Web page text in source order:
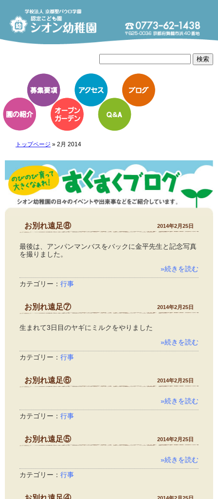
トップページ » 2月 2014
お別れ遠足⑧ 2014年2月25日
最後は、アンパンマンバスをバックに金平先生と記念写真
を撮りました。
»続きを読む
カテゴリー： 行事
お別れ遠足⑦ 2014年2月25日
生まれて3日目のヤギにミルクをやりました
»続きを読む
カテゴリー： 行事
お別れ遠足⑥ 2014年2月25日
»続きを読む
カテゴリー： 行事
お別れ遠足⑤ 2014年2月25日
»続きを読む
カテゴリー： 行事